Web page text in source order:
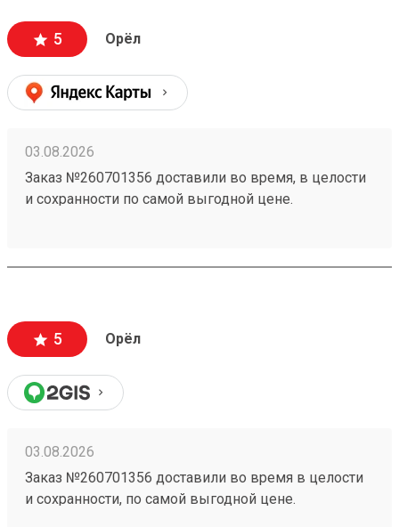
5 Орёл
03.08.2026
Заказ №260701356 доставили во время, в целости
и сохранности по самой выгодной цене.
5 Орёл
03.08.2026
Заказ №260701356 доставили во время в целости
и сохранности, по самой выгодной цене.